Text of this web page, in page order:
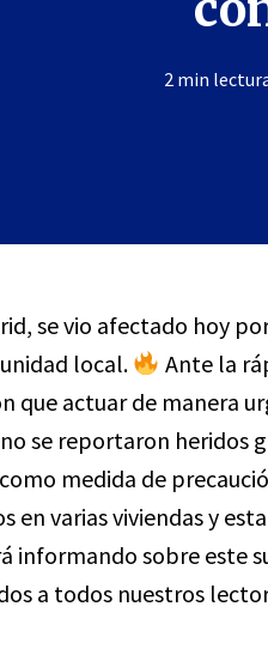
2 min
se vio afectado hoy
local.
Ante la
que actuar de manera
se reportaron heridos
medida de
en varias viviendas y
informando sobre este
a todos nuestros